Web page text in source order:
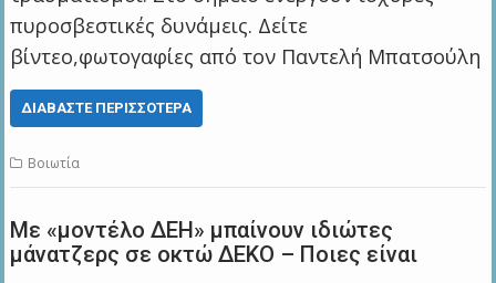
πυροσβεστικές δυνάμεις. Δείτε
βίντεο,φωτογαφίες από τον Παντελή Μπατσούλη
ΔΙΑΒΆΣΤΕ ΠΕΡΙΣΣΌΤΕΡΑ
Βοιωτία
Με «μοντέλο ΔΕΗ» μπαίνουν ιδιώτες
μάνατζερς σε οκτώ ΔΕΚΟ – Ποιες είναι